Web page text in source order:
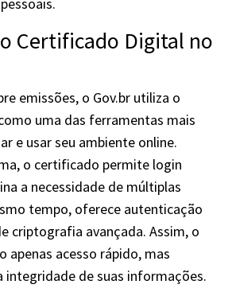
Certificado Digital no
emissões, o Gov.br utiliza o
uma das ferramentas mais
e usar seu ambiente online.
o certificado permite login
a necessidade de múltiplas
tempo, oferece autenticação
criptografia avançada. Assim, o
apenas acesso rápido, mas
integridade de suas informações.